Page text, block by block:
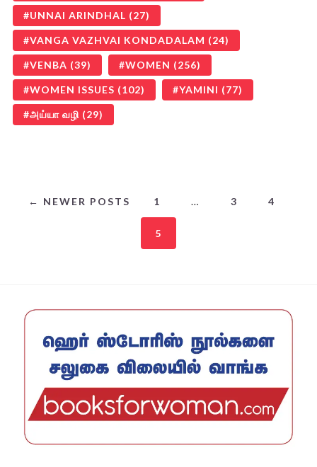
UNNAI ARINDHAL (27)
VANGA VAZHVAI KONDADALAM (24)
VENBA (39) WOMEN (256)
WOMEN ISSUES (102) YAMINI (77)
அய்யா வழி (29)
← NEWER POSTS 1 … 3 4
5